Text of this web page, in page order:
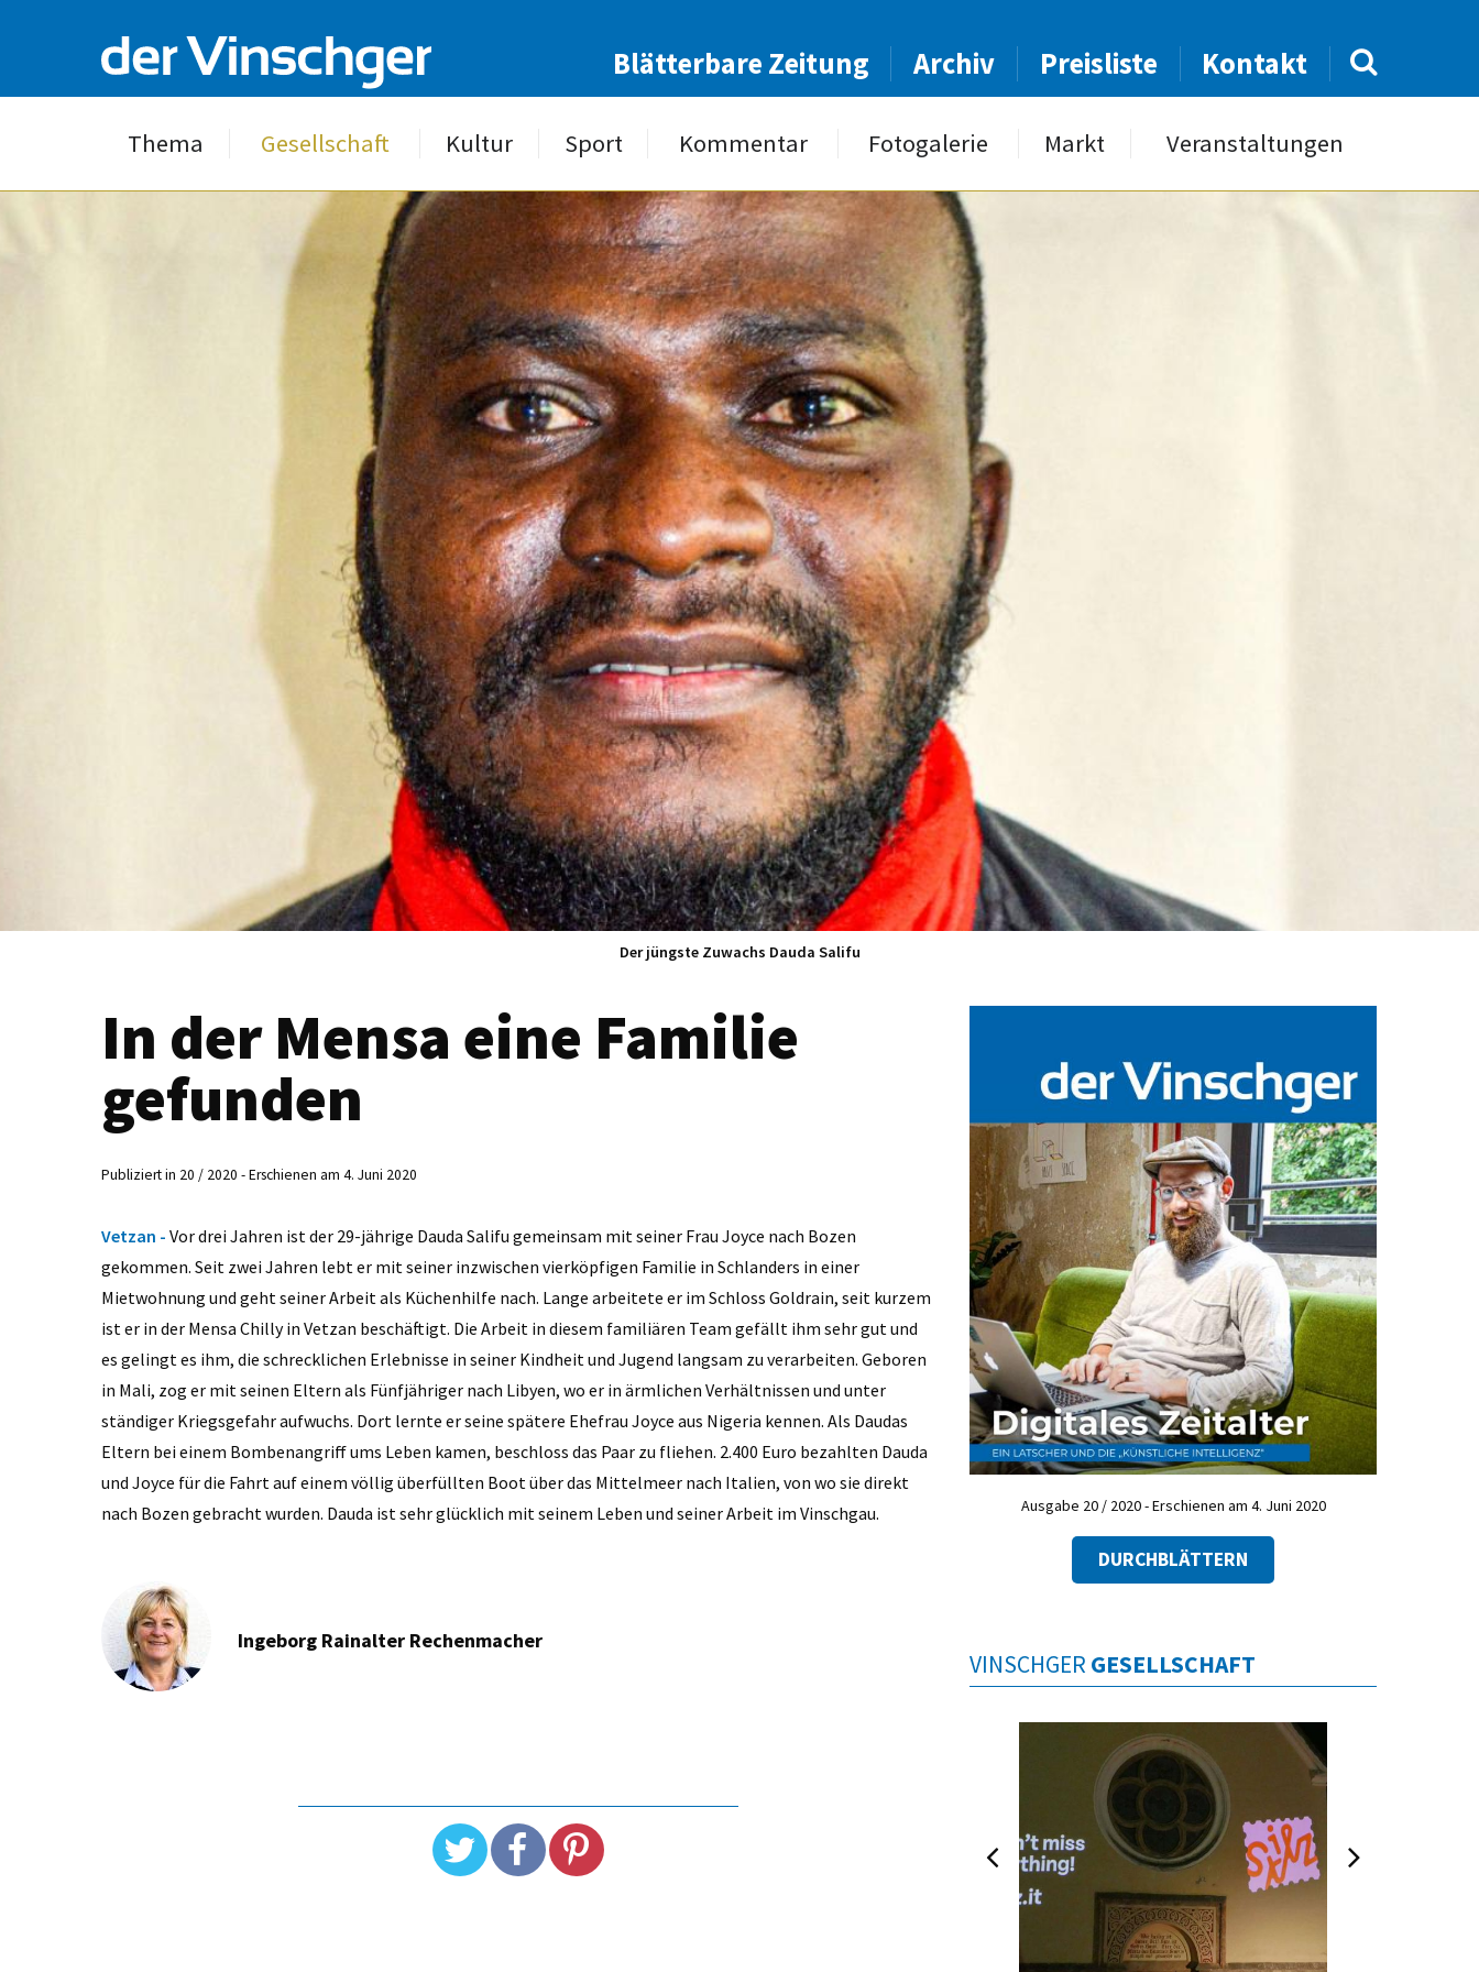
Blätterbare Zeitung Archiv Preisliste Kontakt
Thema Gesellschaft Kultur Sport Kommentar Fotogalerie Markt Veranstaltungen
Der jüngste Zuwachs Dauda Salifu
In der Mensa eine Familie
gefunden
Publiziert in 20 / 2020 - Erschienen am 4. Juni 2020
Vetzan - Vor drei Jahren ist der 29-jährige Dauda Salifu gemeinsam mit seiner Frau Joyce nach Bozen
gekommen. Seit zwei Jahren lebt er mit seiner inzwischen vierköpfigen Familie in Schlanders in einer
Mietwohnung und geht seiner Arbeit als Küchenhilfe nach. Lange arbeitete er im Schloss Goldrain, seit kurzem
ist er in der Mensa Chilly in Vetzan beschäftigt. Die Arbeit in diesem familiären Team gefällt ihm sehr gut und
es gelingt es ihm, die schrecklichen Erlebnisse in seiner Kindheit und Jugend langsam zu verarbeiten. Geboren
in Mali, zog er mit seinen Eltern als Fünfjähriger nach Libyen, wo er in ärmlichen Verhältnissen und unter
ständiger Kriegsgefahr aufwuchs. Dort lernte er seine spätere Ehefrau Joyce aus Nigeria kennen. Als Daudas
Eltern bei einem Bombenangriff ums Leben kamen, beschloss das Paar zu fliehen. 2.400 Euro bezahlten Dauda
und Joyce für die Fahrt auf einem völlig überfüllten Boot über das Mittelmeer nach Italien, von wo sie direkt
nach Bozen gebracht wurden. Dauda ist sehr glücklich mit seinem Leben und seiner Arbeit im Vinschgau.
Ingeborg Rainalter Rechenmacher
Ausgabe 20 / 2020 - Erschienen am 4. Juni 2020
DURCHBLÄTTERN
VINSCHGER GESELLSCHAFT